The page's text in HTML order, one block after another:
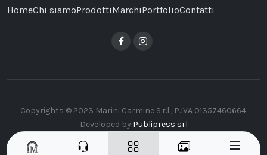
HomeChi siamoProdottiMarchiPortfolioContatti
Copyrights © 2023 Marini Carmine S.r.l., P.IVA 01357460664.
Developed by Publipress srl